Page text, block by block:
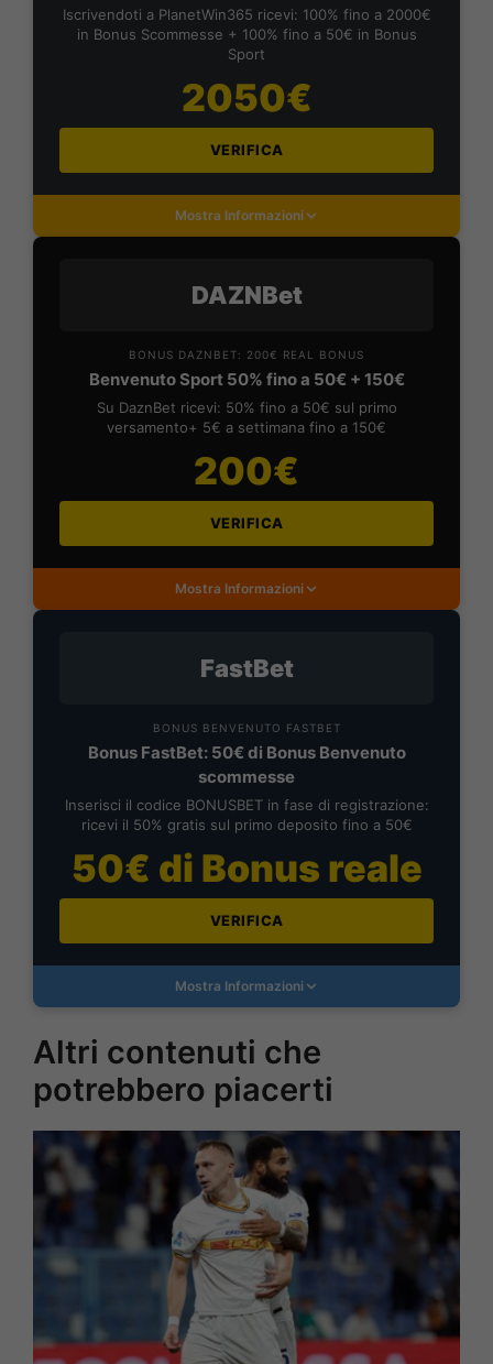
Iscrivendoti a PlanetWin365 ricevi: 100% fino a 2000€
in Bonus Scommesse + 100% fino a 50€ in Bonus
Sport
2050€
VERIFICA
Mostra Informazioni
DAZNBet
BONUS DAZNBET: 200€ REAL BONUS
Benvenuto Sport 50% fino a 50€ + 150€
Su DaznBet ricevi: 50% fino a 50€ sul primo
versamento+ 5€ a settimana fino a 150€
200€
VERIFICA
Mostra Informazioni
FastBet
BONUS BENVENUTO FASTBET
Bonus FastBet: 50€ di Bonus Benvenuto
scommesse
Inserisci il codice BONUSBET in fase di registrazione:
ricevi il 50% gratis sul primo deposito fino a 50€
50€ di Bonus reale
VERIFICA
Mostra Informazioni
Altri contenuti che
potrebbero piacerti